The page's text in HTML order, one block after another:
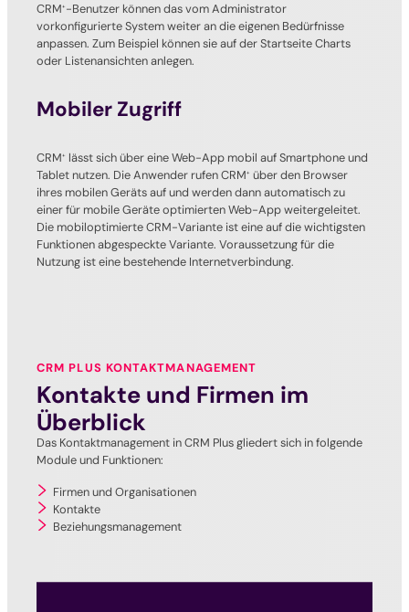
CRM+ -Benutzer können das vom Administrator
vorkonfigurierte System weiter an die eigenen Bedürfnisse
anpassen. Zum Beispiel können sie auf der Startseite Charts
oder Listenansichten anlegen.
Mobiler Zugriff
CRM+
lässt sich über eine Web-App mobil auf Smartphone und
Tablet nutzen. Die Anwender rufen CRM+ über den Browser
ihres mobilen Geräts auf und werden dann automatisch zu
einer für mobile Geräte optimierten Web-App weitergeleitet.
Die mobiloptimierte CRM-Variante ist eine auf die wichtigsten
Funktionen abgespeckte Variante. Voraussetzung für die
Nutzung ist eine bestehende Internetverbindung.
CRM PLUS KONTAKTMANAGEMENT
Kontakte und Firmen im
Überblick
Das Kontaktmanagement in CRM Plus gliedert sich in folgende
Module und Funktionen:
Firmen und Organisationen
Kontakte
Beziehungsmanagement